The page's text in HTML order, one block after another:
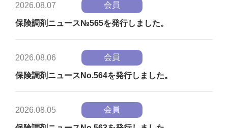
2026.08.07 会員
保険調剤ニュース№565を発行しました。
2026.08.06 会員
保険調剤ニュースNo.564を発行しました。
2026.08.05 会員